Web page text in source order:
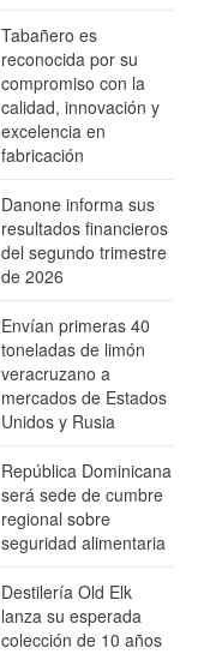
Tabañero es
reconocida por su
compromiso con la
calidad, innovación y
excelencia en
fabricación
Danone informa sus
resultados financieros
del segundo trimestre
de 2026
Envían primeras 40
toneladas de limón
veracruzano a
mercados de Estados
Unidos y Rusia
República Dominicana
será sede de cumbre
regional sobre
seguridad alimentaria
Destilería Old Elk
lanza su esperada
colección de 10 años